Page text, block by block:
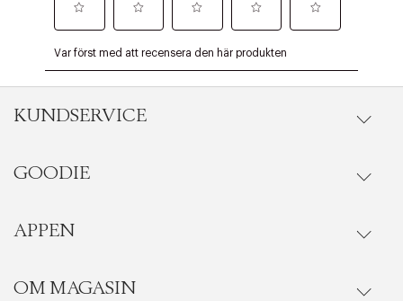
KUNDSERVICE
Onlineköp
Orderstatus
Leverans
GOODIE
Förmåner
Vanliga frågor
APPEN
Se medlemsfördelarna i Goodie-appen
OM MAGASIN